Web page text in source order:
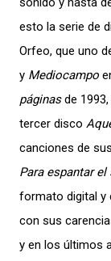
esto la serie de
Orfeo, que uno
y Mediocampo
páginasde 1993,
tercer disco
canciones de
Para espantar el
formato digital y
con sus
y en los últimos